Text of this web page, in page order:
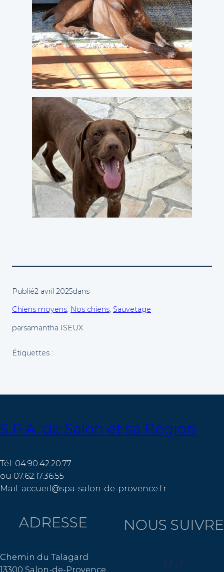
Publié2 avril 2025dans
Chiens moyens, Nos chiens, Sauvetage
parsamantha ISEUX
Étiquettes :
S.P.A. de Salon et sa Région
Tél: 04.90.42.20.77
ou 07.62.17.36.55
Mail: accueil@spa-salon-de-provence.fr
ADRESSE
Chemin du Talagard
13300 Salon-de-Provence
NOUS SUIVRE